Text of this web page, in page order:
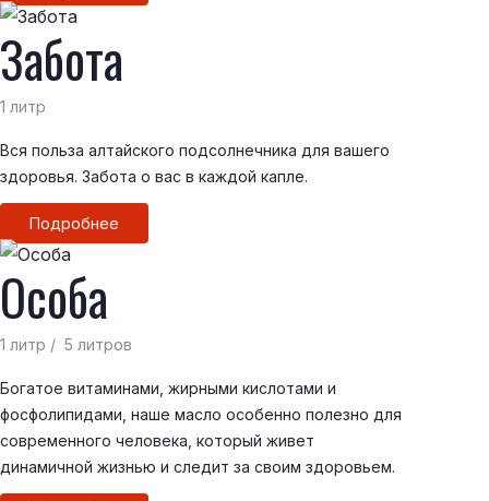
Забота
1 литр
Вся польза алтайского подсолнечника для вашего
здоровья. Забота о вас в каждой капле.
Подробнее
Особа
1 литр / 5 литров
Богатое витаминами, жирными кислотами и
фосфолипидами, наше масло особенно полезно для
современного человека, который живет
динамичной жизнью и следит за своим здоровьем.